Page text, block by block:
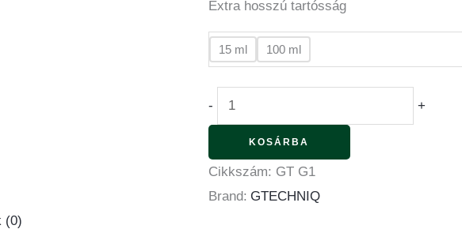
Extra hosszú tartósság
15 ml 100 ml
- +
KOSÁRBA
Cikkszám: GT G1
Brand: GTECHNIQ
(0)